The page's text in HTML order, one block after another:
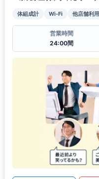
体組成計 Wi-Fi 他店舗利用
営業時間
24:00間